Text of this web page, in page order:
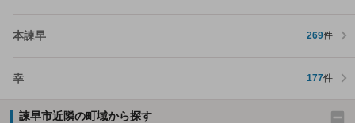
本諫早 269件
幸 177件
諫早市近隣の町域から探す